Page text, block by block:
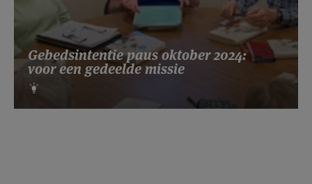
Gebedsintentie paus oktober 2024:
voor een gedeelde missie